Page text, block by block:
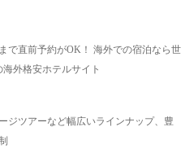
で直前予約がOK！ 海外での宿泊なら世
外格安ホテルサイト
ジツアーなど幅広いラインナップ、豊